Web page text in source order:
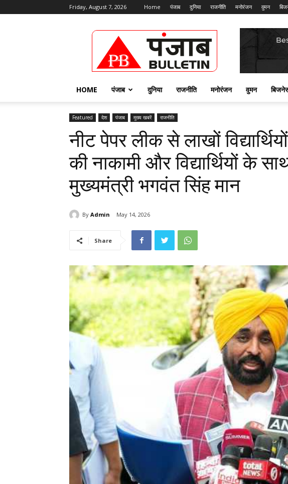
Friday, August 7, 2026 Home पंजाब दुनिया राजनीति मनोरंजन वुमन
Punjab
Bulletin
HOME पंजाब दुनिया राजनीति मनोरंजन वुमन
Featured देश पंजाब मुख्य खबरें राजनीति
नीट पेपर लीक से लाखों
की नाकामी और विद्यार्थियों के
मुख्यमंत्री भगवंत सिंह मान
By Admin May 14, 2026
Share